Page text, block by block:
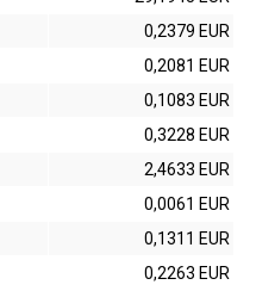
0,2379 EUR
0,2081 EUR
0,1083 EUR
0,3228 EUR
2,4633 EUR
0,0061 EUR
0,1311 EUR
0,2263 EUR